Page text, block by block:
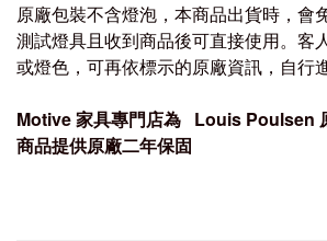
原廠包裝不含燈泡，本商品出貨時，會
測試燈具且收到商品後可直接使用。客
或燈色，可再依標示的原廠資訊，自行
Motive家具專門店為 Louis Poulsen
商品提供原廠二年保固